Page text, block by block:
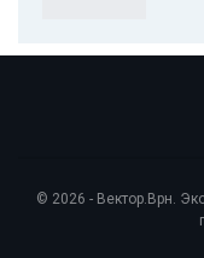
© 2026 - Вектор.Врн.